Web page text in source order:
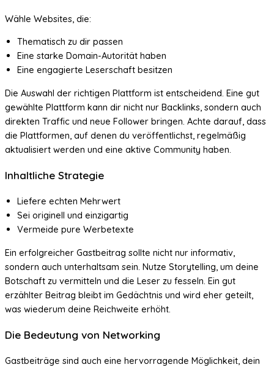
Wähle Websites, die:
Thematisch zu dir passen
Eine starke Domain-Autorität haben
Eine engagierte Leserschaft besitzen
Die Auswahl der richtigen Plattform ist entscheidend. Eine gut
gewählte Plattform kann dir nicht nur Backlinks, sondern auch
direkten Traffic und neue Follower bringen. Achte darauf, dass
die Plattformen, auf denen du veröffentlichst, regelmäßig
aktualisiert werden und eine aktive Community haben.
Inhaltliche Strategie
Liefere echten Mehrwert
Sei originell und einzigartig
Vermeide pure Werbetexte
Ein erfolgreicher Gastbeitrag sollte nicht nur informativ,
sondern auch unterhaltsam sein. Nutze Storytelling, um deine
Botschaft zu vermitteln und die Leser zu fesseln. Ein gut
erzählter Beitrag bleibt im Gedächtnis und wird eher geteilt,
was wiederum deine Reichweite erhöht.
Die Bedeutung von Networking
Gastbeiträge sind auch eine hervorragende Möglichkeit, dein